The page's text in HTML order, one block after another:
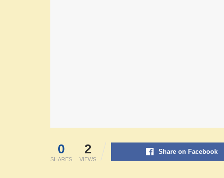
0
SHARES
2
VIEWS
Share on Facebook